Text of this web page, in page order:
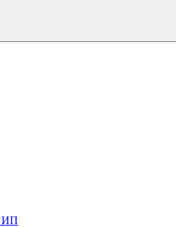
ИП